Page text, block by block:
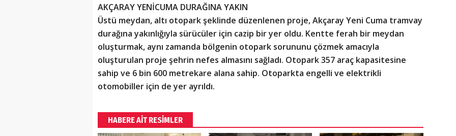
AKÇARAY YENİCUMA DURAĞINA YAKIN
Üstü meydan, altı otopark şeklinde düzenlenen proje, Akçaray Yeni Cuma tramvay
durağına yakınlığıyla sürücüler için cazip bir yer oldu. Kentte ferah bir meydan
oluşturmak, aynı zamanda bölgenin otopark sorununu çözmek amacıyla
oluşturulan proje şehrin nefes almasını sağladı. Otopark 357 araç kapasitesine
sahip ve 6 bin 600 metrekare alana sahip. Otoparkta engelli ve elektrikli
otomobiller için de yer ayrıldı.
HABERE AİT RESİMLER